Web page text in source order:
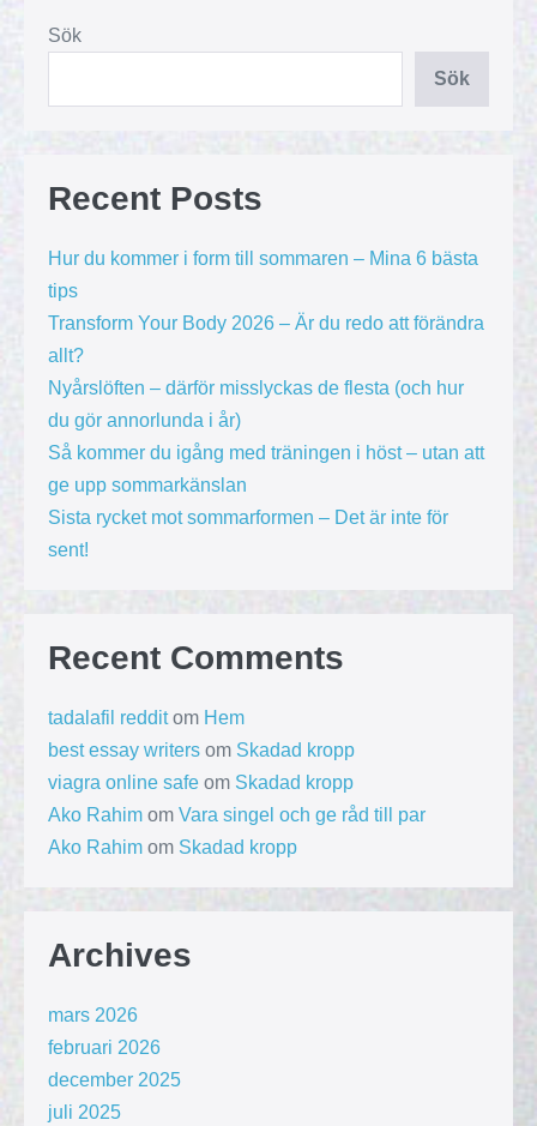
Sök
Sök
Recent Posts
Hur du kommer i form till sommaren – Mina 6 bästa
tips
Transform Your Body 2026 – Är du redo att förändra
allt?
Nyårslöften – därför misslyckas de flesta (och hur
du gör annorlunda i år)
Så kommer du igång med träningen i höst – utan att
ge upp sommarkänslan
Sista rycket mot sommarformen – Det är inte för
sent!
Recent Comments
tadalafil redditom Hem
best essay writers om Skadad kropp
viagra online safe om Skadad kropp
Ako Rahim om Vara singel och ge råd till par
Ako Rahim om Skadad kropp
Archives
mars 2026
februari 2026
december 2025
juli 2025